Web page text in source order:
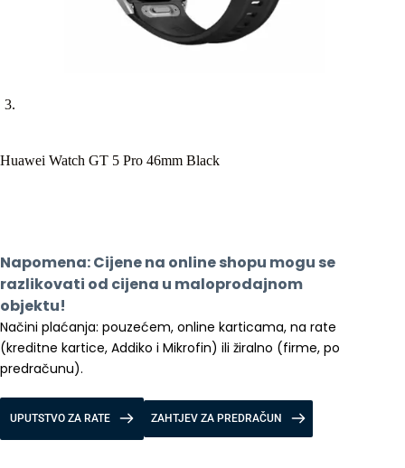
Huawei Watch GT 5 Pro 46mm Black
Napomena: Cijene na online shopu mogu se
razlikovati od cijena u maloprodajnom
objektu!
Načini plaćanja: pouzećem, online karticama, na rate
(kreditne kartice, Addiko i Mikrofin) ili žiralno (firme, po
predračunu).
UPUTSTVO ZA RATE ZAHTJEV ZA PREDRAČUN